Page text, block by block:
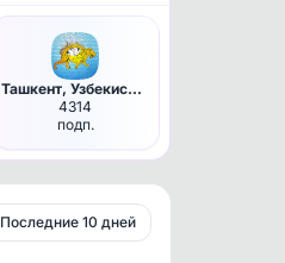
Ташкент, Узбекистан: Новости,…
4314
подп.
Последние 10 дней